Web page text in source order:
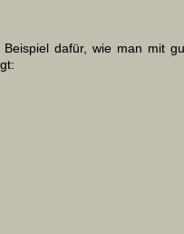
dafür, wie man mit